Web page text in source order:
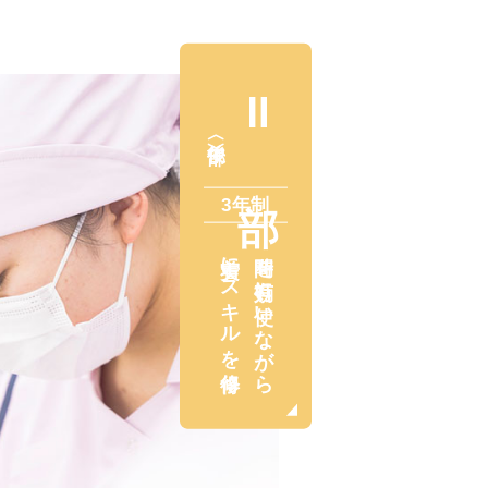
Ⅱ
3年制
時間を有効に使いながら
着実にスキルを修得